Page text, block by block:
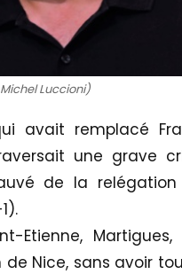
Luccioni)
avait remplacé
une grave
de la
Etienne, Martigues,
Nice, sans avoir